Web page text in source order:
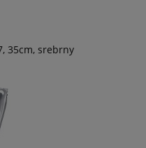
35cm, srebrny